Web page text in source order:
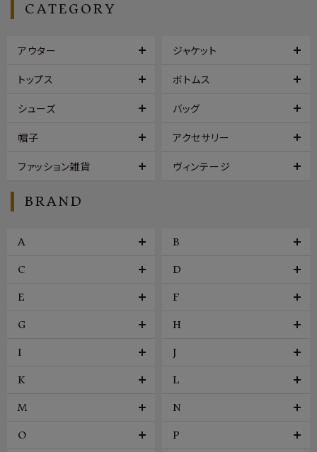
CATEGORY
アウター ジャケット
トップス ボトムス
シューズ バッグ
帽子 アクセサリー
ファッション雑貨 ヴィンテージ
BRAND
A B
C D
E F
G H
I J
K L
M N
O P